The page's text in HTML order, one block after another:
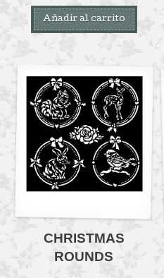
Añadir al carrito
CHRISTMAS
ROUNDS